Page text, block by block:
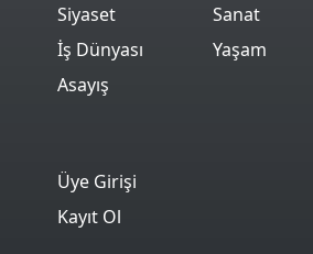
Siyaset
İş Dünyası
Asayış
Sanat
Yaşam
Üye Girişi
Kayıt Ol